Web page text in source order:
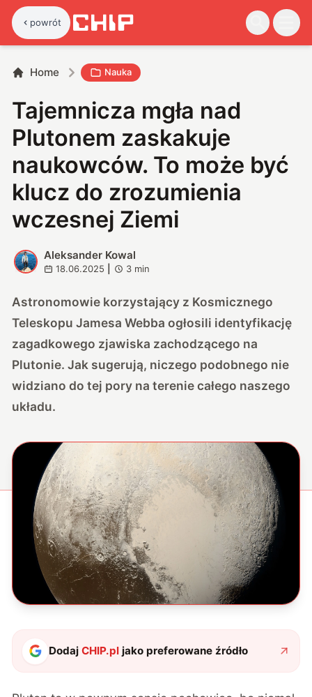
powrót
Home Nauka
Tajemnicza mgła nad
Plutonem zaskakuje
naukowców. To może być
klucz do zrozumienia
wczesnej Ziemi
A
Aleksander Kowal
18.06.2025 3 min
Astronomowie korzystający z Kosmicznego
Teleskopu Jamesa Webba ogłosili identyfikację
zagadkowego zjawiska zachodzącego na
Plutonie. Jak sugerują, niczego podobnego nie
widziano do tej pory na terenie całego naszego
układu.
DodajCHIP.pl jako preferowane źródło